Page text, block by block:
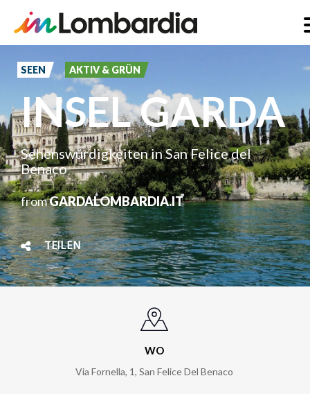
zumSEEN AKTIV & GRÜN
INSEL GARDA
Sehenswürdigkeiten in San Felice del
Benaco
fromGARDALOMBARDIA.IT
TEILEN
WO
Via Fornella, 1, San Felice Del Benaco